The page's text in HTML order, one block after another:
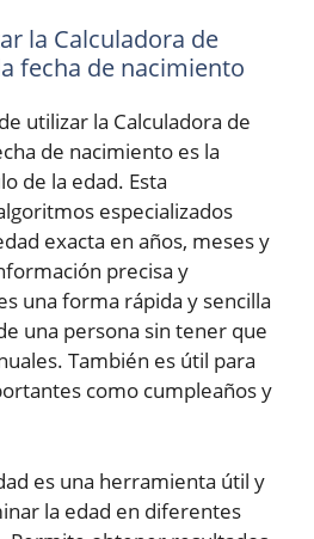
la Calculadora de
fecha de nacimiento
utilizar la Calculadora de
de nacimiento es la
de la edad. Esta
especializados
exacta en años, meses y
precisa y
una forma rápida y sencilla
una persona sin tener que
También es útil para
como cumpleaños y
es una herramienta útil y
la edad en diferentes